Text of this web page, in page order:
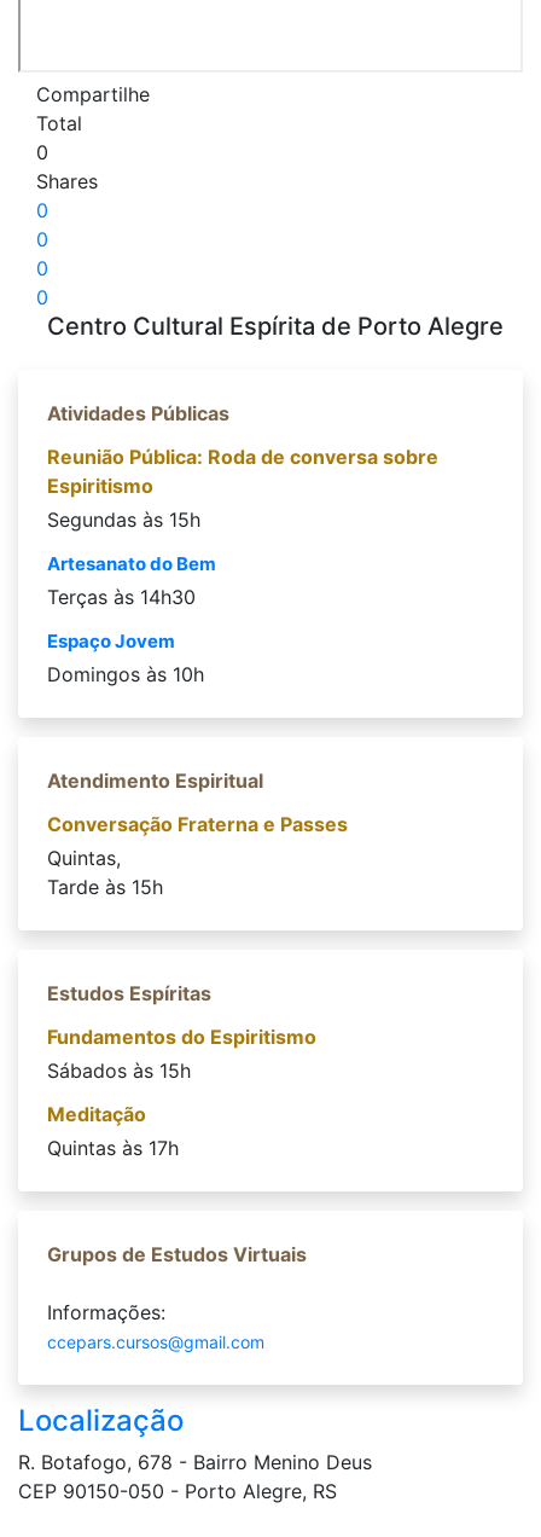
Compartilhe
Total
0
Shares
0
0
0
0
Centro Cultural Espírita de Porto Alegre
Atividades Públicas
Reunião Pública: Roda de conversa sobre
Espiritismo
Segundas às 15h
Artesanato do Bem
Terças às 14h30
Espaço Jovem
Domingos às 10h
Atendimento Espiritual
Conversação Fraterna e Passes
Quintas,
Tarde às 15h
Estudos Espíritas
Fundamentos do Espiritismo
Sábados às 15h
Meditação
Quintas às 17h
Grupos de Estudos Virtuais
Informações:
ccepars.cursos@gmail.com
Localização
R. Botafogo, 678 - Bairro Menino Deus
CEP 90150-050 - Porto Alegre, RS